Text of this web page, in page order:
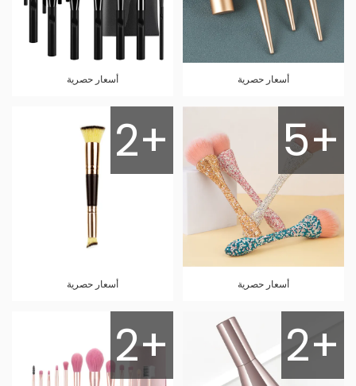
أسعار حصرية أسعار حصرية
5+
أسعار حصرية
2+
أسعار حصرية
2+
2+